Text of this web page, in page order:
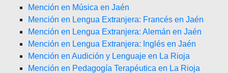
Mención en Música en Jaén
Mención en Lengua Extranjera: Francés en Jaén
Mención en Lengua Extranjera: Alemán en Jaén
Mención en Lengua Extranjera: Inglés en Jaén
Mención en Audición y Lenguaje en La Rioja
Mención en Pedagogía Terapéutica en La Rioja